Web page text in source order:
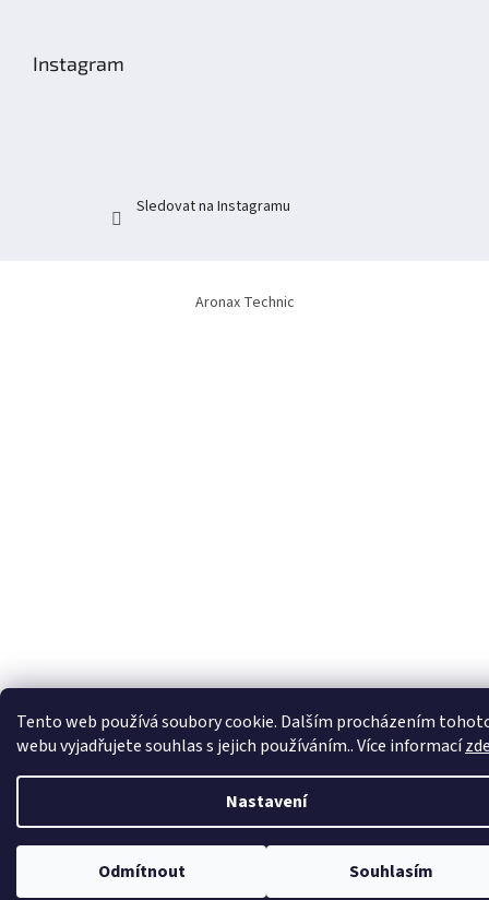
Tento web používá soubory cookie. Dalším procházením
webu vyjadřujete souhlas s jejich používáním.. Více informací
Nastavení
Odmítnout Souhlasím
Instagram
Sledovat na Instagramu
Aronax Technic